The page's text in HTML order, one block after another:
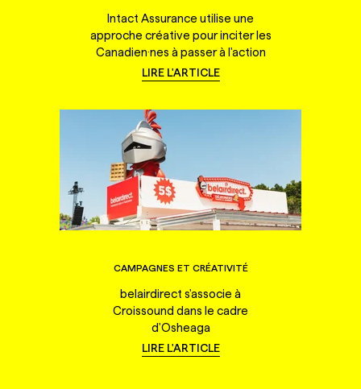
Intact Assurance utilise une
approche créative pour inciter les
Canadien·nes à passer à l'action
LIRE L'ARTICLE
CAMPAGNES ET CRÉATIVITÉ
belairdirect s'associe à
Croissound dans le cadre
d'Osheaga
LIRE L'ARTICLE